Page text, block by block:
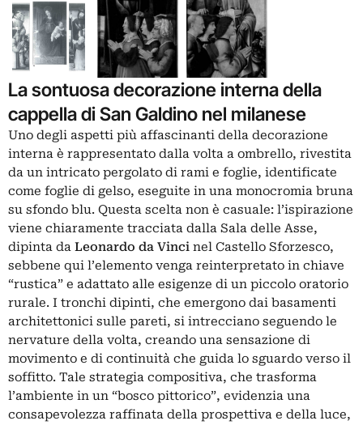
La sontuosa decorazione interna della
cappella di San Galdino nel milanese
Uno degli aspetti più affascinanti della decorazione
interna è rappresentato dalla volta a ombrello, rivestita
da un intricato pergolato di rami e foglie, identificate
come foglie di gelso, eseguite in una monocromia bruna
su sfondo blu. Questa scelta non è casuale: l’ispirazione
viene chiaramente tracciata dalla Sala delle Asse,
dipinta da Leonardo da Vinci nel Castello Sforzesco,
sebbene qui l’elemento venga reinterpretato in chiave
“rustica” e adattato alle esigenze di un piccolo oratorio
rurale. I tronchi dipinti, che emergono dai basamenti
architettonici sulle pareti, si intrecciano seguendo le
nervature della volta, creando una sensazione di
movimento e di continuità che guida lo sguardo verso il
soffitto. Tale strategia compositiva, che trasforma
l’ambiente in un “bosco pittorico”, evidenzia una
consapevolezza raffinata della prospettiva e della luce,